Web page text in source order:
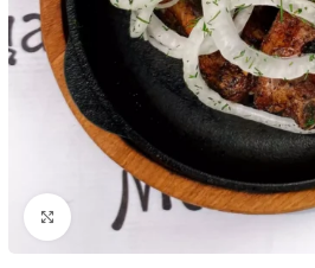
Натисніть, щоб збільшити